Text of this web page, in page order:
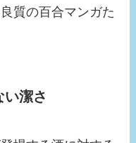
質の百合マンガた
潔さ